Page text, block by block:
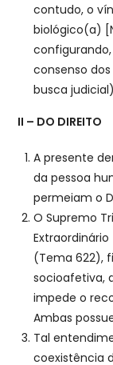
contudo, o
biológico(a)
consenso
busca
II – DO DIREITO
A presente
da pessoa
permeiam o
O Supremo
(Tema 622),
socioafetiva,
impede o
Ambas
Tal
coexistência